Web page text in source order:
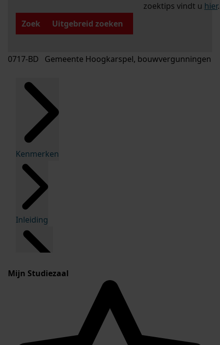
zoektips vindt u hier.
Zoek
Uitgebreid zoeken
0717-BD Gemeente Hoogkarspel, bouwvergunningen
Kenmerken
Inleiding
Mijn Studiezaal